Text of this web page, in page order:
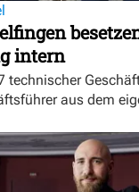
intern
technischer
aus dem